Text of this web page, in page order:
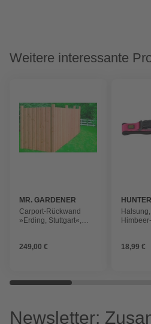
Weitere interessante
MR. GARDENER
Carport-Rückwand
»Erding, Stuttgart«,
249,00 €
HUNTER
Halsung,
18,99 €
Newsletter: